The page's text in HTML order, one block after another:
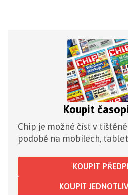
Koupit
Chip je možné číst v
podobě na mobilech,
KOUPIT
KOUPIT